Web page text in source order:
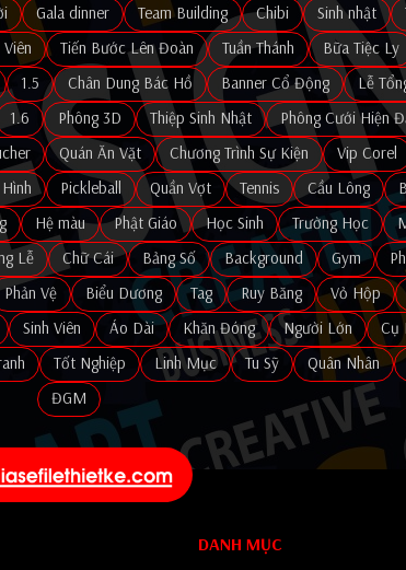
Gala dinner Team Building Chibi Sinh nhật
Tiến Bước Lên Đoàn Tuần Thánh Bữa Tiệc Ly
1.5 Chân Dung Bác Hồ Banner Cổ Động Lễ
1.6 Phông 3D Thiệp Sinh Nhật Phông Cưới Hiện
Quán Ăn Vặt Chương Trình Sự Kiện Vip Corel
Pickleball Quần Vợt Tennis Cầu Lông
Hệ màu Phật Giáo Học Sinh Trường Học
Lễ Chữ Cái Bảng Số Background Gym
Phản Vệ Biểu Dương Tag Ruy Băng Vỏ Hộp
Sinh Viên Áo Dài Khăn Đóng Người Lớn Cụ
Tốt Nghiệp Linh Mục Tu Sỹ Quân Nhân
ĐGM
DANH MỤC